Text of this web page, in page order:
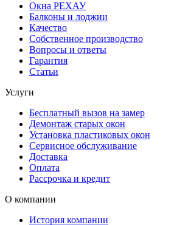
Окна РЕХАУ
Балконы и лоджии
Качество
Собственное производство
Вопросы и ответы
Гарантия
Статьи
Услуги
Бесплатный вызов на замер
Демонтаж старых окон
Установка пластиковых окон
Сервисное обслуживание
Доставка
Оплата
Рассрочка и кредит
О компании
История компании